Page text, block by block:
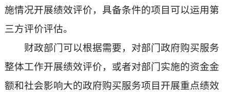
施情况开展绩效评价，具备条件的项目可以运用第
三方评价评估。
财政部门可以根据需要，对部门政府购买服务
整体工作开展绩效评价，或者对部门实施的资金金
额和社会影响大的政府购买服务项目开展重点绩效